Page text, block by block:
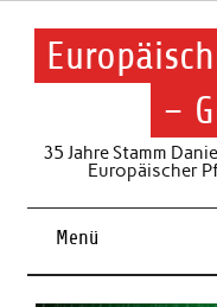
Skip
content
–
35 Jahre Stamm
Europäischer
Menü